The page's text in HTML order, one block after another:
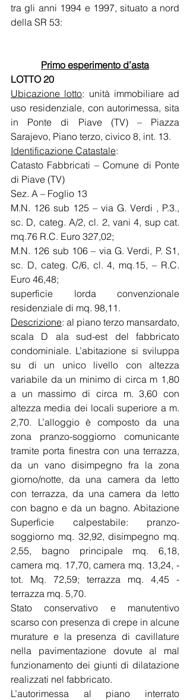
tra gli anni 1994 e 1997, situato a nord
della SR 53:
Primo esperimento d’asta
LOTTO 20
Ubicazione lotto: unità immobiliare ad
uso residenziale, con autorimessa, sita
in Ponte di Piave (TV) – Piazza
Sarajevo, Piano terzo, civico 8, int. 13.
Identificazione Catastale:
Catasto Fabbricati – Comune di Ponte
di Piave (TV)
Sez. A – Foglio 13
M.N. 126 sub 125 – via G. Verdi , P.3.,
sc. D, categ. A/2, cl. 2, vani 4, sup cat.
mq.76 R.C. Euro 327,02;
M.N. 126 sub 106 – via G. Verdi, P. S1,
sc. D, categ. C/6, cl. 4, mq.15, – R.C.
Euro 46,48;
superficie lorda convenzionale
residenziale di mq. 98,11.
Descrizione: al piano terzo mansardato,
scala D ala sud-est del fabbricato
condominiale. L’abitazione si sviluppa
su di un unico livello con altezza
variabile da un minimo di circa m 1,80
a un massimo di circa m. 3,60 con
altezza media dei locali superiore a m.
2,70. L’alloggio è composto da una
zona pranzo-soggiorno comunicante
tramite porta finestra con una terrazza,
da un vano disimpegno fra la zona
giorno/notte, da una camera da letto
con terrazza, da una camera da letto
con bagno e da un bagno. Abitazione
Superficie calpestabile: pranzo-
soggiorno mq. 32,92, disimpegno mq.
2,55, bagno principale mq. 6,18,
camera mq. 17,70, camera mq. 13,24, -
tot. Mq. 72,59; terrazza mq. 4,45 -
terrazza mq. 5,70.
Stato conservativo e manutentivo
scarso con presenza di crepe in alcune
murature e la presenza di cavillature
nella pavimentazione dovute al mal
funzionamento dei giunti di dilatazione
realizzati nel fabbricato.
L’autorimessa al piano interrato